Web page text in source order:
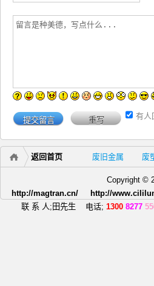
有人
废
废旧金属
返回首页
Copyright ©
http://magtran.cn/ http://
联 系 人;田先生 电话; 1300 8277